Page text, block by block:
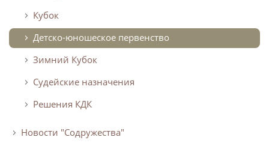
Турнир Объединенного Чемпионата по
футболу "Содружество" среди юношей
Статистика
Кубок
Детско-юношеское первенство
Зимний Кубок
Судейские назначения
Решения КДК
Новости "Содружества"